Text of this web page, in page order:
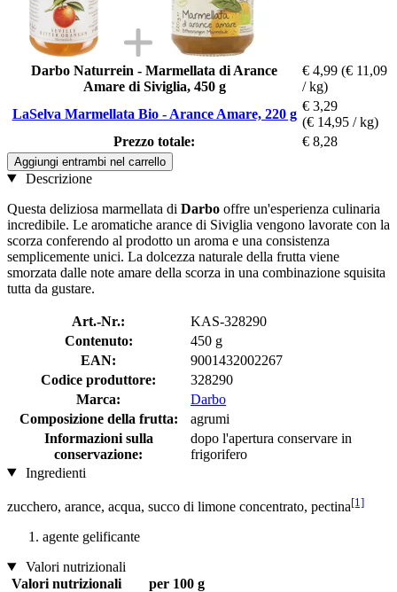
Darbo Naturrein - Marmellata di Arance
Amare di Siviglia, 450 g
€ 4,99 (€ 11,09
/ kg)
LaSelva Marmellata Bio - Arance Amare, 220 g
€ 3,29
(€ 14,95 / kg)
Prezzo totale:
€ 8,28
Aggiungi entrambi nel carrello
Descrizione
Questa deliziosa marmellata di Darbo offre un'esperienza culinaria
incredibile. Le aromatiche arance di Siviglia vengono lavorate con la
scorza conferendo al prodotto un aroma e una consistenza
semplicemente unici. La dolcezza naturale della frutta viene
smorzata dalle note amare della scorza in una combinazione squisita
tutta da gustare.
Art.-Nr.:
KAS-328290
Contenuto:
450 g
EAN:
9001432002267
Codice produttore:
328290
Marca:
Darbo
Composizione della frutta:
agrumi
Informazioni sulla
conservazione:
dopo l'apertura conservare in
frigorifero
Ingredienti
zucchero, arance, acqua, succo di limone concentrato, pectina[1]
agente gelificante
Valori nutrizionali
Valori nutrizionali
per 100 g